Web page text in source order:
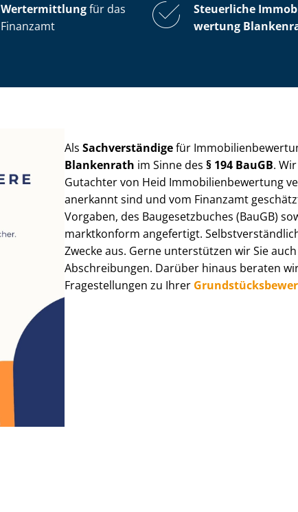
Wertermittlungfür das
Finanzamt
Steuerliche
wer­tung
AlsSachverständigefür
Blankenrath im Sinne des§ 194 BauGB.
Gutachter von Heid Im­mo­bi­li­en­be­wer­tung
anerkannt sind und vom Finanzamt
Vorgaben, des Baugesetzbuches (BauGB)
marktkonform angefertigt.
Zwecke aus. Gerne unterstützen wir Sie
Abschreibungen. Darüber hinaus beraten
Fragestellungen zu Ihrer